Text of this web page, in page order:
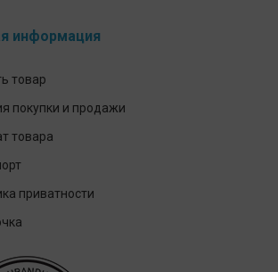
информация
товар
покупки и продажи
товара
приватности